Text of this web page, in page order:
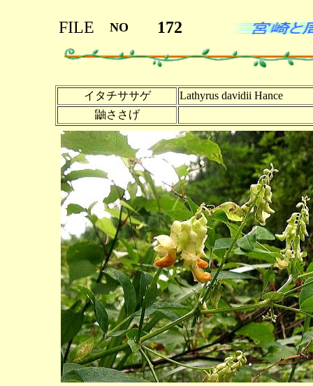
FILE NO 172
イタチササゲ
Lathyrus davidii Hance
鼬ささげ